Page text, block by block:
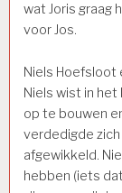
wat Joris graag
voor Jos.
Niels Hoefsloot
Niels wist in
op te bouwen
verdedigde zich
afgewikkeld.
hebben (iets